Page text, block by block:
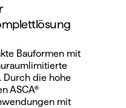
Bauformen mit
die hohe
ASCA®
mit